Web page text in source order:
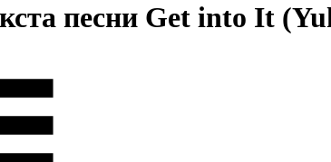
песни Get into It